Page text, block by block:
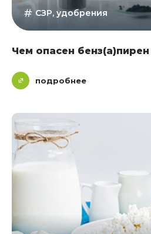
СЗР, удобрения
Чем опасен
подробнее